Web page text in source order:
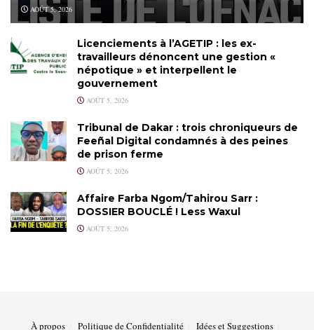
AOÛT 5, 2026
Licenciements à l’AGETIP : les ex-
travailleurs dénoncent une gestion «
népotique » et interpellent le
gouvernement
AOÛT 5, 2026
Tribunal de Dakar : trois chroniqueurs de
Feeñal Digital condamnés à des peines
de prison ferme
AOÛT 5, 2026
Affaire Farba Ngom/Tahirou Sarr :
DOSSIER BOUCLÉ ! Less Waxul
AOÛT 5, 2026
À propos Politique de Confidentialité Idées et Suggestions